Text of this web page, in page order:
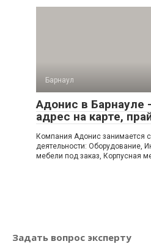
Барнаул
Адонис в Барнауле
адрес на карте,
Компания Адонис занимается
деятельности: Оборудование,
мебели под заказ, Корпусная
Задать вопрос эксперту